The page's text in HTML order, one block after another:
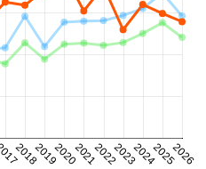
201820192020202120222023202420252026